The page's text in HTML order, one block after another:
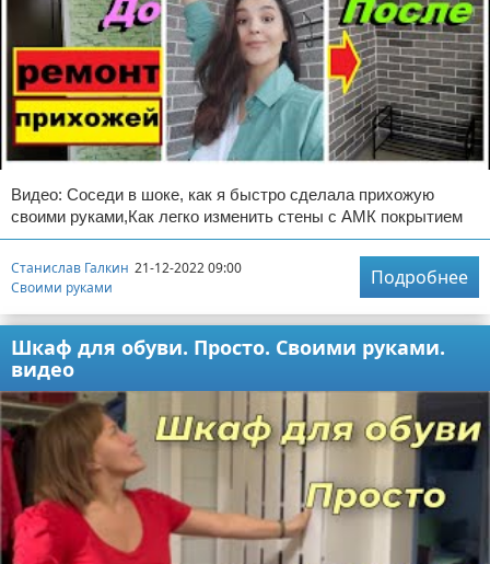
Видео: Соседи в шоке, как я быстро сделала прихожую
своими руками,Как легко изменить стены с АМК покрытием
Станислав Галкин 21-12-2022 09:00
Своими руками
Подробнее
Шкаф для обуви. Просто. Своими руками.
видео